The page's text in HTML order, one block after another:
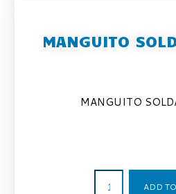
MANGUITO
MANGUITO
ADD